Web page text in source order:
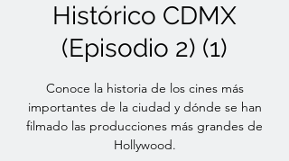
Histórico CDMX
(Episodio 2) (1)
Conoce la historia de los cines más
importantes de la ciudad y dónde se han
filmado las producciones más grandes de
Hollywood.